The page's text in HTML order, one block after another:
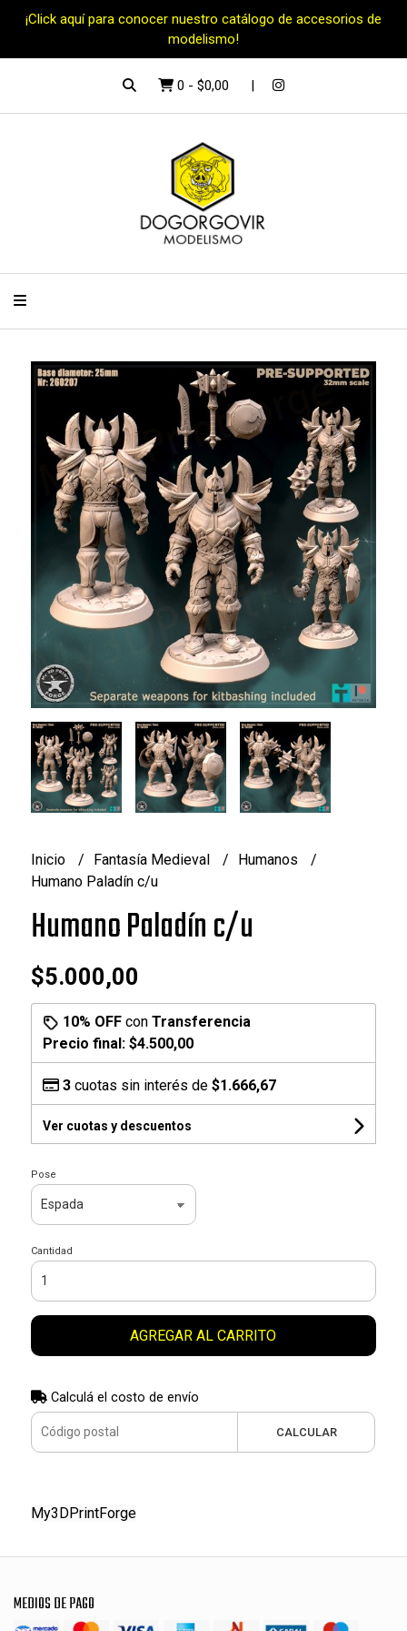
¡Click aquí para conocer nuestro catálogo de accesorios de
modelismo!
0 - $0,00
Inicio Fantasía Medieval
Humanos
Humano Paladín c/u
Humano Paladín c/u
$5.000,00
10% OFFcon Transferencia
Precio final: $4.500,00
3cuotas sin interés de $1.666,67
Ver cuotas y descuentos
Pose
Cantidad
AGREGAR AL CARRITO
Calculá el costo de envío
CALCULAR
My3DPrintForge
MEDIOS DE PAGO